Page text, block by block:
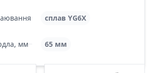
сплав YG6X
мм
65 мм